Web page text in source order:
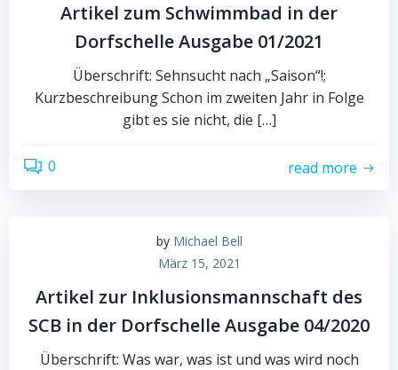
Artikel zum Schwimmbad in der
Dorfschelle Ausgabe 01/2021
Überschrift: Sehnsucht nach „Saison“!;
Kurzbeschreibung Schon im zweiten Jahr in Folge
gibt es sie nicht, die […]
0 read more
by Michael Bell
März 15, 2021
Artikel zur Inklusionsmannschaft des
SCB in der Dorfschelle Ausgabe 04/2020
Überschrift: Was war, was ist und was wird noch